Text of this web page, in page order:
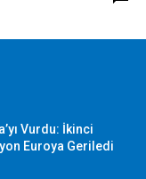
Vurdu: İkinci
Euroya Geriledi